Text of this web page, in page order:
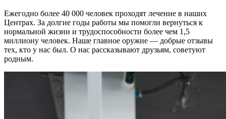
Ежегодно более 40 000 человек проходят лечение в наших
Центрах. За долгие годы работы мы помогли вернуться к
нормальной жизни и трудоспособности более чем 1,5
миллиону человек. Наше главное оружие — добрые отзывы
тех, кто у нас был. О нас рассказывают друзьям, советуют
родным.